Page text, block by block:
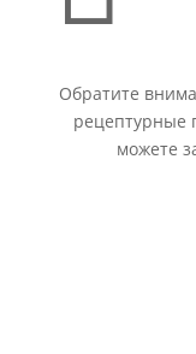
Обратите
рецептурные
можете